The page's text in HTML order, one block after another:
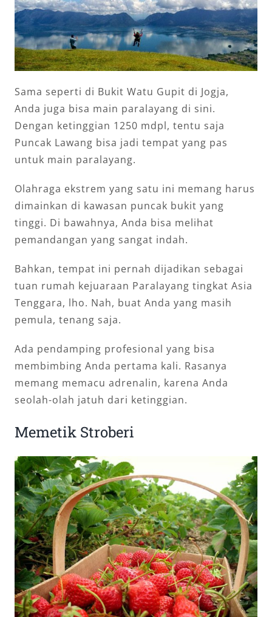
Sama seperti di Bukit Watu Gupit di Jogja,
Anda juga bisa main paralayang di sini.
Dengan ketinggian 1250 mdpl, tentu saja
Puncak Lawang bisa jadi tempat yang pas
untuk main paralayang.
Olahraga ekstrem yang satu ini memang harus
dimainkan di kawasan puncak bukit yang
tinggi. Di bawahnya, Anda bisa melihat
pemandangan yang sangat indah.
Bahkan, tempat ini pernah dijadikan sebagai
tuan rumah kejuaraan Paralayang tingkat Asia
Tenggara, lho. Nah, buat Anda yang masih
pemula, tenang saja.
Ada pendamping profesional yang bisa
membimbing Anda pertama kali. Rasanya
memang memacu adrenalin, karena Anda
seolah-olah jatuh dari ketinggian.
Memetik Stroberi